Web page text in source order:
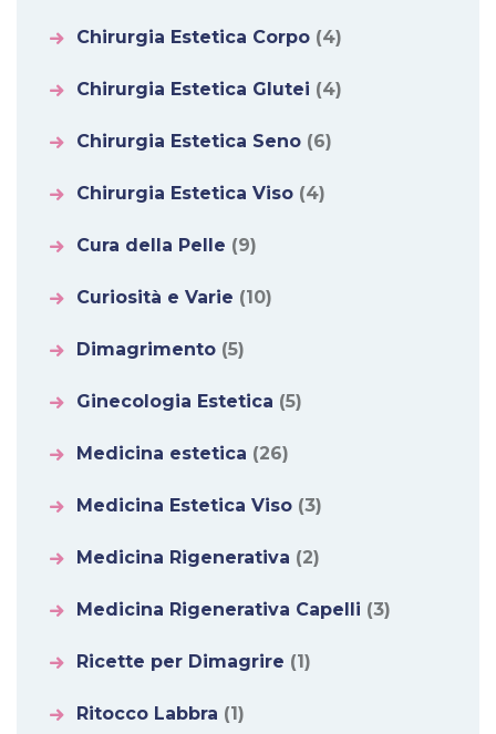
Chirurgia Estetica Corpo (4)
Chirurgia Estetica Glutei (4)
Chirurgia Estetica Seno (6)
Chirurgia Estetica Viso (4)
Cura della Pelle (9)
Curiosità e Varie (10)
Dimagrimento (5)
Ginecologia Estetica (5)
Medicina estetica (26)
Medicina Estetica Viso (3)
Medicina Rigenerativa (2)
Medicina Rigenerativa Capelli (3)
Ricette per Dimagrire (1)
Ritocco Labbra (1)